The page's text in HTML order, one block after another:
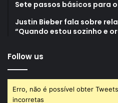
Sete passos básicos para
Justin Bieber fala sobre
“Quando estou sozinho e
Follow us
Erro, não é possível obter
incorretas